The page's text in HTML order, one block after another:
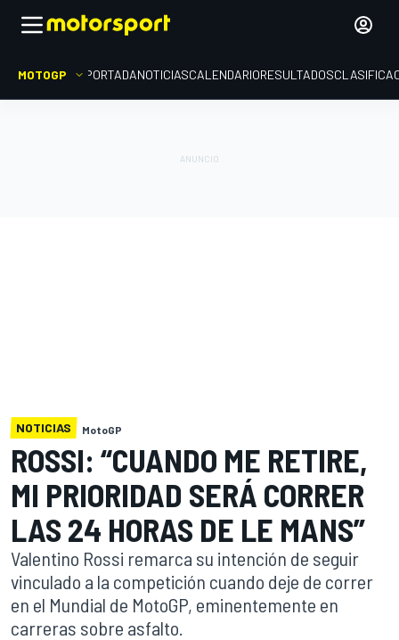
MOTOGP PORTADANOTICIASCALENDARIORESULTADOS
NOTICIAS MotoGP
ROSSI: “CUANDO ME RETIRE,
MI PRIORIDAD SERÁ CORRER
LAS 24 HORAS DE LE MANS”
Valentino Rossi remarca su intención de seguir
vinculado a la competición cuando deje de correr
en el Mundial de MotoGP, eminentemente en
carreras sobre asfalto.